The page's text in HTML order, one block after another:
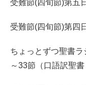
受難節(四旬節)第五
受難節(四旬節)第四
ちょっとずつ聖書
～33節（口語訳聖